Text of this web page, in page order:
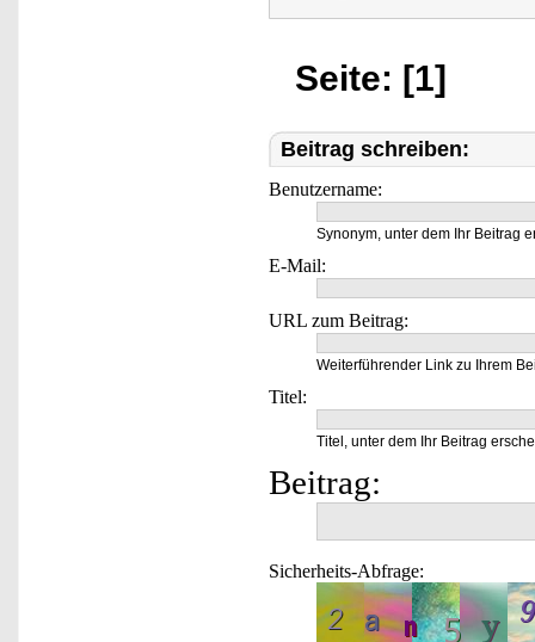
Seite: [1]
Beitrag schreiben:
Benutzername:
Synonym, unter dem Ihr Beitrag
E-Mail:
URL zum Beitrag:
Weiterführender Link zu Ihrem
Titel:
Titel, unter dem Ihr Beitrag
Beitrag:
Sicherheits-Abfrage: